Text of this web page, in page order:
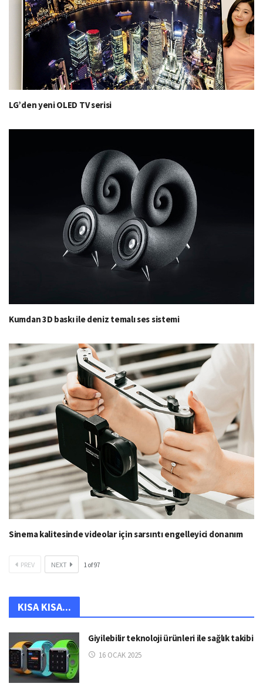
LG’den yeni OLED TV serisi
Kumdan 3D baskı ile deniz temalı ses sistemi
Sinema kalitesinde videolar için sarsıntı engelleyici donanım
PREV NEXT 1of97
KISA KISA...
Giyilebilir teknoloji ürünleri ile sağlık takibi
16 OCAK 2025